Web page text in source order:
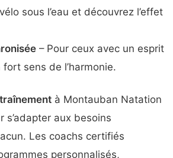
sous l’eau et découvrez l’effet
– Pour ceux avec un esprit
sens de l’harmonie.
à Montauban Natation
s’adapter aux besoins
Les coachs certifiés
personnalisés,